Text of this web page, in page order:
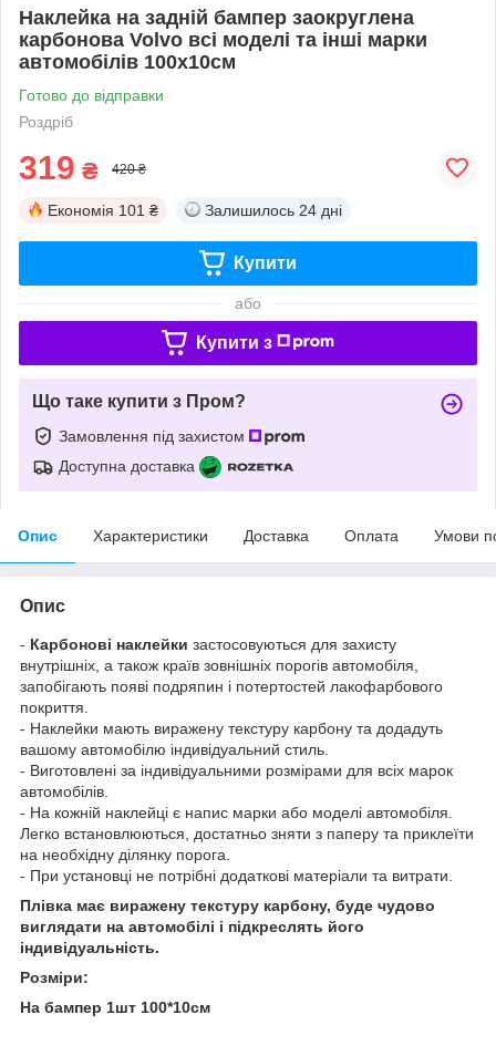
Наклейка на задній бампер заокруглена
карбонова Volvo всі моделі та інші марки
автомобілів 100х10см
Готово до відправки
Роздріб
319 ₴ 420 ₴
Економія 101 ₴ Залишилось 24 дні
Купити
або
Купити з
Що таке купити з Пром?
Замовлення під захистом
Доступна доставка
Опис Характеристики Доставка Оплата Умови
Опис
- Карбонові наклейки застосовуються для захисту
внутрішніх, а також країв зовнішніх порогів автомобіля,
запобігають появі подряпин і потертостей лакофарбового
покриття.
- Наклейки мають виражену текстуру карбону та додадуть
вашому автомобілю індивідуальний стиль.
- Виготовлені за індивідуальними розмірами для всіх марок
автомобілів.
- На кожній наклейці є напис марки або моделі автомобіля.
Легко встановлюються, достатньо зняти з паперу та приклеїти
на необхідну ділянку порога.
- При установці не потрібні додаткові матеріали та витрати.
Плівка має виражену текстуру карбону, буде чудово
виглядати на автомобілі і підкреслять його
індивідуальність.
Розміри:
На бампер 1шт 100*10см